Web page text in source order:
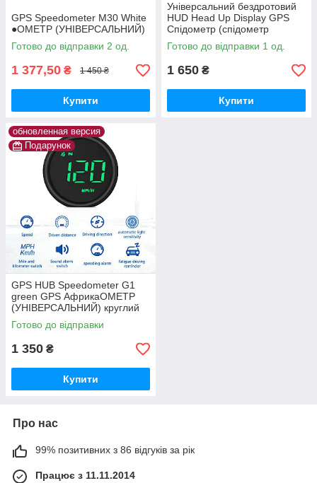
GPS Speedometer M30 White
●ОМЕТР (УНІВЕРСАЛЬНИЙ)
Готово до відправки 2 од.
1 377,50 ₴ 1 450 ₴
Купити
Універсальний бездротовий
HUD Head Up Display GPS
Спідометр (спідометр
годинник термометр і ін )
Готово до відправки 1 од.
1 650 ₴
Купити
обновленная версия
Подарунок
GPS HUB Speedometer G1
green GPS АфрикаОМЕТР
(УНІВЕРСАЛЬНИЙ) круглий
дизайн
Готово до відправки
1 350 ₴
Купити
Про нас
99% позитивних з 86 відгуків за рік
Працює з 11.11.2014